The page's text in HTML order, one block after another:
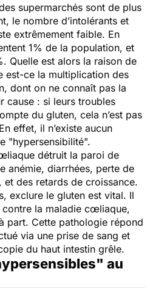
supermarchés sont de plus
le nombre d’intolérants et
extrêmement faible. En
1% de la population, et
Quelle est alors la raison de
est-ce la multiplication des
dont on ne connaît pas la
cause : si leurs troubles
du gluten, cela n’est pas
effet, il n’existe aucun
"hypersensibilité".
détruit la paroi de
anémie, diarrhées, perte de
et des retards de croissance.
exclure le gluten est vital. Il
contre la maladie cœliaque,
part. Cette pathologie répond
via une prise de sang et
du haut intestin grêle.
au